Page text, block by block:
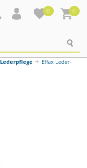
0 0
Lederpflege
Effax Leder-